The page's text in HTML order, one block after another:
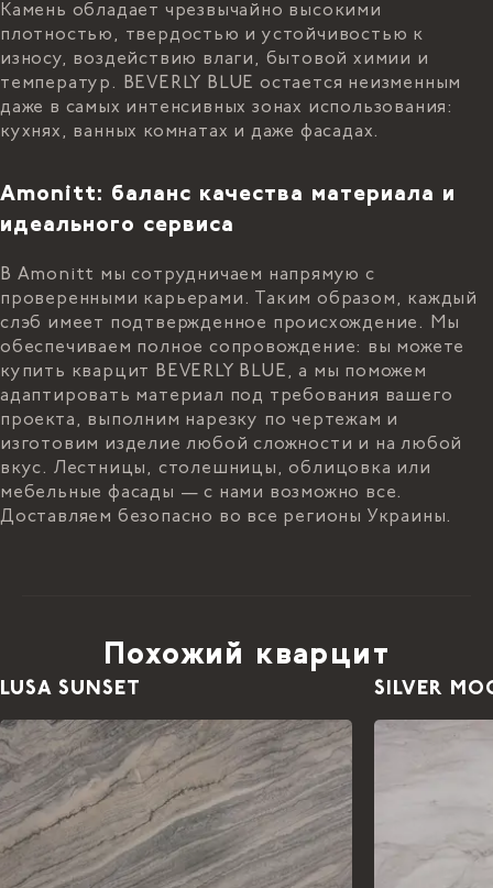
Камень обладает чрезвычайно высокими
плотностью, твердостью и устойчивостью к
износу, воздействию влаги, бытовой химии и
температур. BEVERLY BLUE остается неизменным
даже в самых интенсивных зонах использования:
кухнях, ванных комнатах и даже фасадах.
Amonitt: баланс качества материала и
идеального сервиса
В Amonitt мы сотрудничаем напрямую с
проверенными карьерами. Таким образом, каждый
слэб имеет подтвержденное происхождение. Мы
обеспечиваем полное сопровождение: вы можете
купить кварцит BEVERLY BLUE, а мы поможем
адаптировать материал под требования вашего
проекта, выполним нарезку по чертежам и
изготовим изделие любой сложности и на любой
вкус. Лестницы, столешницы, облицовка или
мебельные фасады — с нами возможно все.
Доставляем безопасно во все регионы Украины.
Похожий кварцит
LUSA SUNSET SILVER